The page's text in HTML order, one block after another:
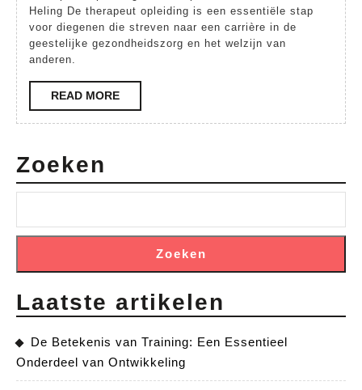
Heling De therapeut opleiding is een essentiële stap
voor diegenen die streven naar een carrière in de
geestelijke gezondheidszorg en het welzijn van
anderen.
READ MOREREAD
MORE
Zoeken
Zoeken
Laatste artikelen
De Betekenis van Training: Een Essentieel
Onderdeel van Ontwikkeling